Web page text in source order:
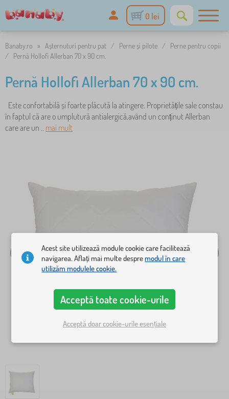
0 lei
Banaby.ro » Așternuturi pentru pat / Perne și pilote /
Perne pentru copii
/
Pernă Hollofi Allerban 70 x 90 cm.
Pernă Hollofi Allerban 70 x 90 cm.
Este confortabilă și foarte plăcută la atingere. Proprietățile sale constau
în faptul că are o umplutură antialergică,având un conținut Allerban
care are un .. mai mult
Acest site utilizează module cookie care facilitează
navigarea. Aflați mai multe despremodul în care
utilizăm modulele cookie.
Acceptă toate cookie-urile
Acceptă doar cookie-urile esențiale